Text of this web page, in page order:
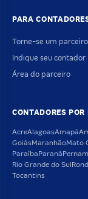
PARA
Torne-se um
Indique seu contador
Área do parceiro
CONTADORES POR
AcreAlagoasAmapá
GoiásMaranhãoMato
ParaíbaParaná
Rio Grande do Sul
Tocantins